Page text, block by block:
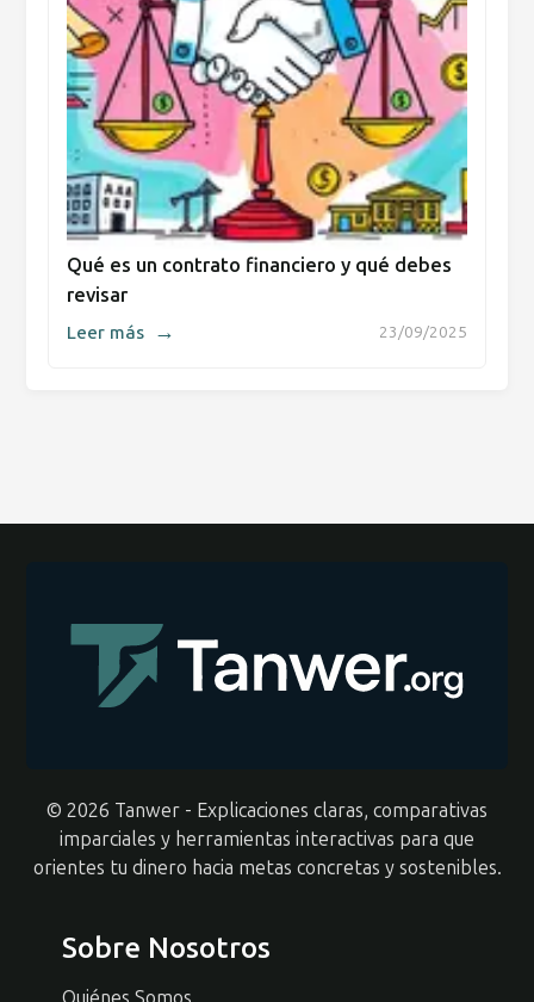
Qué es un contrato financiero y qué debes
revisar
23/09/2025
Leer más →
© 2026 Tanwer - Explicaciones claras, comparativas
imparciales y herramientas interactivas para que
orientes tu dinero hacia metas concretas y sostenibles.
Sobre Nosotros